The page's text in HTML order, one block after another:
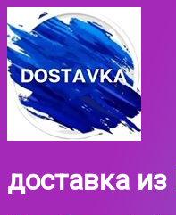
доставка